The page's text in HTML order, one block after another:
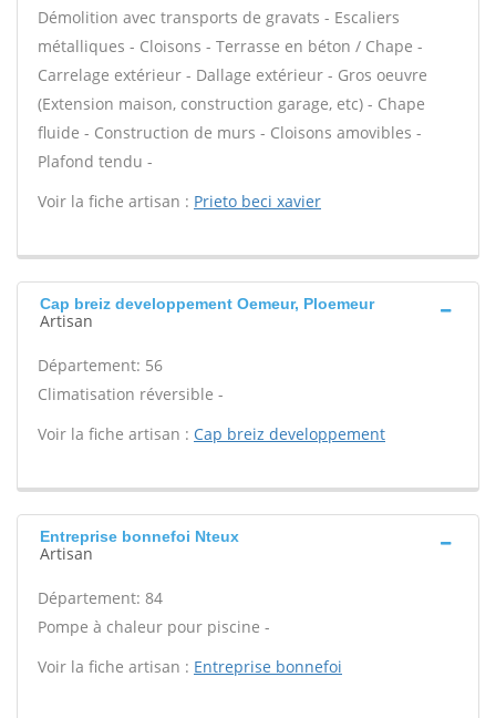
Démolition avec transports de gravats - Escaliers
métalliques - Cloisons - Terrasse en béton / Chape -
Carrelage extérieur - Dallage extérieur - Gros oeuvre
(Extension maison, construction garage, etc) - Chape
fluide - Construction de murs - Cloisons amovibles -
Plafond tendu -
Voir la fiche artisan : Prieto beci xavier
Cap breiz developpement Oemeur, Ploemeur
Artisan
Département: 56
Climatisation réversible -
Voir la fiche artisan : Cap breiz developpement
Entreprise bonnefoi Nteux
Artisan
Département: 84
Pompe à chaleur pour piscine -
Voir la fiche artisan : Entreprise bonnefoi